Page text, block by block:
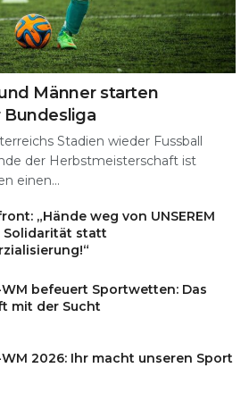
Männer starten
Bundesliga
Stadien wieder Fussball
der Herbstmeisterschaft ist
einen...
„Hände weg von UNSEREM
Solidarität statt
befeuert Sportwetten: Das
mit der Sucht
2026: Ihr macht unseren Sport